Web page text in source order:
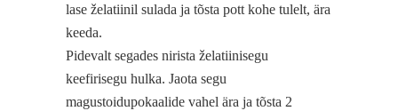
lase želatiinil sulada ja tõsta pott kohe tulelt, ära
keeda.
Pidevalt segades nirista želatiinisegu
keefirisegu hulka. Jaota segu
magustoidupokaalide vahel ära ja tõsta 2